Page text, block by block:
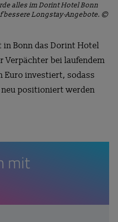
alles im Dorint Hotel Bonn
bessere Longstay-Angebote. ©
Bonn das Dorint Hotel
Verpächter bei laufendem
Euro investiert, sodass
positioniert werden
mit